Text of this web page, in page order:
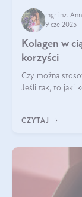
mgr inż.
9 cze 2025
Kolagen w
korzyści
Czy można
Jeśli tak, to jaki
CZYTAJ